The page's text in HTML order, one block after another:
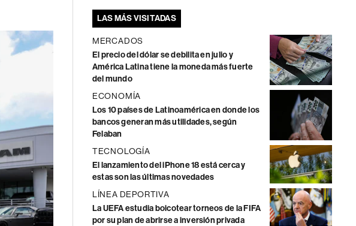
LAS MÁS VISITADAS
MERCADOS
El precio del dólar se debilita en julio y
América Latina tiene la moneda más fuerte
del mundo
ECONOMÍA
Los 10 países de Latinoamérica en donde los
bancos generan más utilidades, según
Felaban
TECNOLOGÍA
El lanzamiento del iPhone 18 está cerca y
estas son las últimas novedades
LÍNEA DEPORTIVA
La UEFA estudia boicotear torneos de la FIFA
por su plan de abrirse a inversión privada